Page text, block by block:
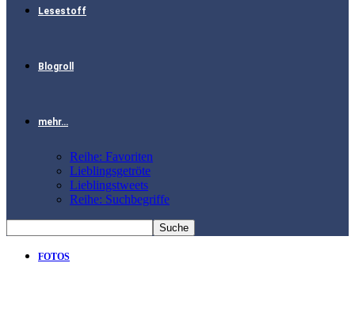
Lesestoff
Blogroll
mehr…
Reihe: Favoriten
Lieblingsgetröte
Lieblingstweets
Reihe: Suchbegriffe
FOTOS